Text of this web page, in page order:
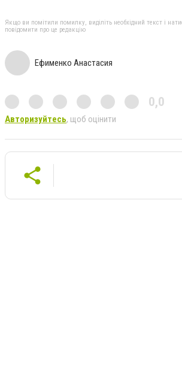
Якщо ви помітили помилку, виділіть необхідний текст і
повідомити про це редакцію
Ефименко Анастасия
0,0
Авторизуйтесь, щоб оцінити